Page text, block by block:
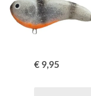
€ 9,95